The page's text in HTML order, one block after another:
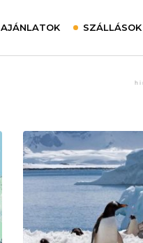
AJÁNLATOK SZÁLLÁSOK